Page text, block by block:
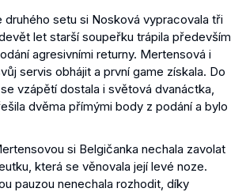
druhého setu si Nosková vypracovala tři
let starší soupeřku trápila především
agresivními returny. Mertensová i
servis obhájit a první game získala. Do
vzápětí dostala i světová dvanáctka,
dvěma přímými body z podání a bylo
si Belgičanka nechala zavolat
která se věnovala její levé noze.
pauzou nenechala rozhodit, díky